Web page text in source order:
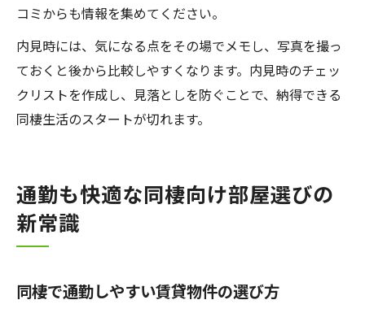
コミからも情報を集めてください。
内見時には、気になる点をその場でメモし、写真を撮っ
ておくと後から比較しやすくなります。内見時のチェッ
クリストを作成し、見落としを防ぐことで、納得できる
同棲生活のスタートが切れます。
通勤も快適な同棲向け部屋選びの
新常識
同棲で通勤しやすい賃貸物件の選び方